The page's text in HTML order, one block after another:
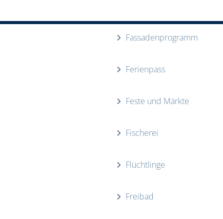
Fassadenprogramm
Ferienpass
Feste und Märkte
Fischerei
Flüchtlinge
Freibad